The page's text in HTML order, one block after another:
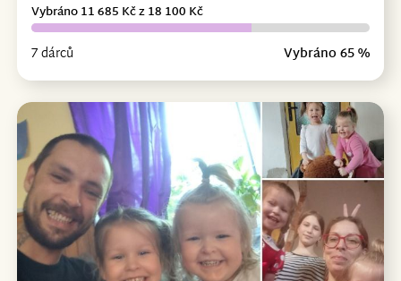
7 dárců Vybráno 65 %
Vybráno 11 685 Kč z 18 100 Kč